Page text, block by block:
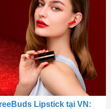
Lipstick tại VN: